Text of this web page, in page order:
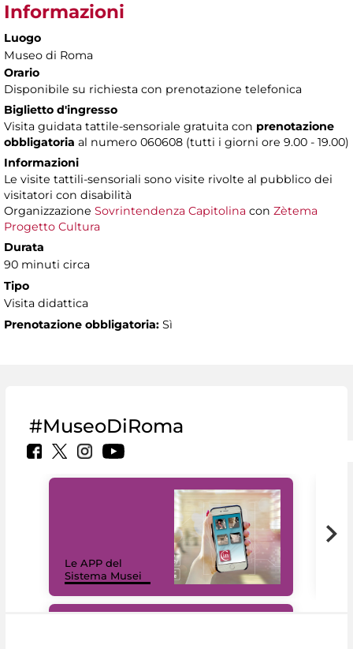
Informazioni
Luogo
Museo di Roma
Orario
Disponibile su richiesta con prenotazione telefonica
Biglietto d'ingresso
Visita guidata tattile-sensoriale gratuita con prenotazione
obbligatoria al numero 060608 (tutti i giorni ore 9.00 - 19.00)
Informazioni
Le visite tattili-sensoriali sono visite rivolte al pubblico dei
visitatori con disabilità
Organizzazione Sovrintendenza Capitolina con Zètema
Progetto Cultura
Durata
90 minuti circa
Tipo
Visita didattica
Prenotazione obbligatoria: Sì
#MuseoDiRoma
Le APP del
Sistema Musei